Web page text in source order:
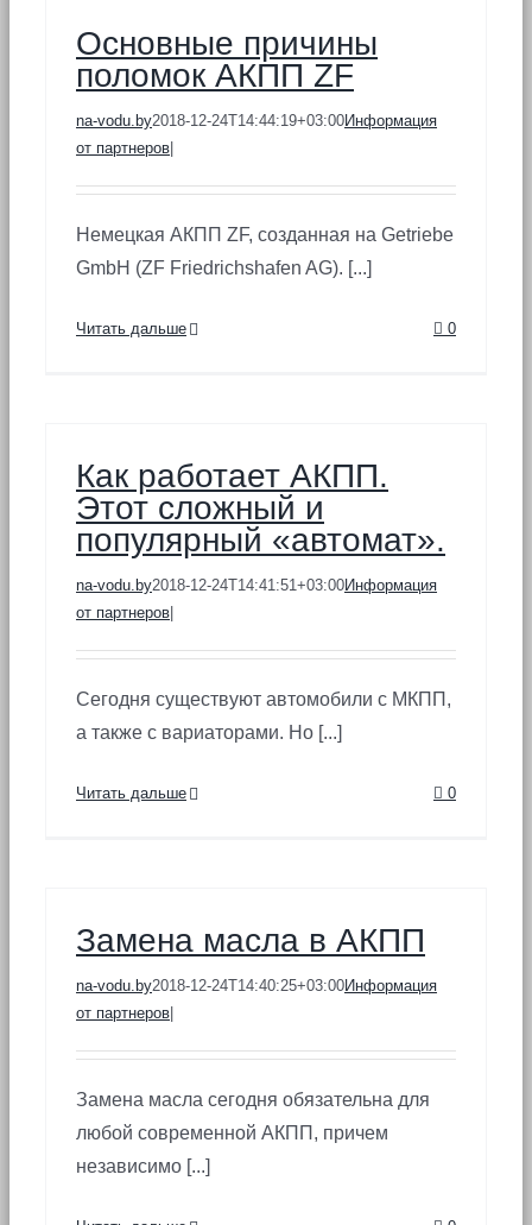
Основные причины
поломок АКПП ZF
na-vodu.by2018-12-24T14:44:19+03:00Информация
от партнеров
Немецкая АКПП ZF, созданная на Getriebe
GmbH (ZF Friedrichshafen AG). [...]
Читать дальше 0
Как работает АКПП.
Этот сложный и
популярный «автомат».
na-vodu.by2018-12-24T14:41:51+03:00Информация
от партнеров
Сегодня существуют автомобили с МКПП,
а также с вариаторами. Но [...]
Читать дальше 0
Замена масла в АКПП
na-vodu.by2018-12-24T14:40:25+03:00Информация
от партнеров
Замена масла сегодня обязательна для
любой современной АКПП, причем
независимо [...]